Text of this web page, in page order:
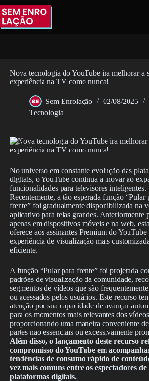
Pular
para
conteúdo
Nova tecnologia do YouTube ira melhorar a
experiência na TV como nunca!
Sem Enrolação
02/08/2025
Tecnologia
No universo em constante evolução das
digitais, o YouTube continua a inovar ao
funcionalidades para televisores inteligentes.
Recentemente, a tão esperada função “Pular
frente” foi gradualmente disponibilizada na
aplicativo para telas grandes. Anteriormente
apenas em dispositivos móveis e na web,
oferece aos assinantes Premium do YouTube
experiência de visualização mais
eficiente.
A função “Pular para frente” foi projetada
padrões de visualização da comunidade,
segmentos de vídeos que são
ou acessados pelos usuários. Este recurso
atenção por sua capacidade de avançar
para os momentos mais relevantes dos
proporcionando uma maneira conveniente
partes não essenciais ou excessivamente
Além disso, o lançamento deste recurso
compromisso do YouTube em
tendências de consumo rápido de
vez mais comuns entre os espectadores de
plataformas digitais.